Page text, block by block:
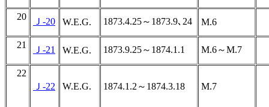
20 Ｊ-20 W.E.G. 1873.4.25～1873.9､24 M.6
21 Ｊ-21 W.E.G. 1873.9.25～1874.1.1 M.6～M.7
22
Ｊ-22
W.E.G. 1874.1.2～1874.3.18 M.7